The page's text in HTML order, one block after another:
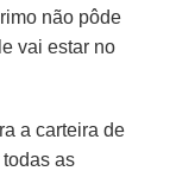
não pôde
vai estar no
a carteira de
as